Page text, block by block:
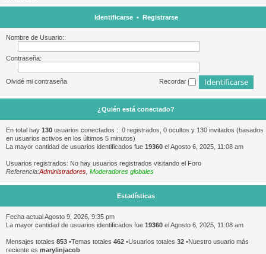
Identificarse• Registrarse
Nombre de Usuario:
Contraseña:
Olvidé mi contraseña Recordar
¿Quién está conectado?
En total hay 130 usuarios conectados :: 0 registrados, 0 ocultos y 130 invitados (basados
en usuarios activos en los últimos 5 minutos)
La mayor cantidad de usuarios identificados fue 19360 el Agosto 6, 2025, 11:08 am
Usuarios registrados: No hay usuarios registrados visitando el Foro
Referencia:Administradores Moderadores globales
Estadísticas
Fecha actual Agosto 9, 2026, 9:35 pm
La mayor cantidad de usuarios identificados fue 19360 el Agosto 6, 2025, 11:08 am
Mensajes totales 853 •Temas totales 462 •Usuarios totales 32 •Nuestro usuario más
reciente es marylinjacob